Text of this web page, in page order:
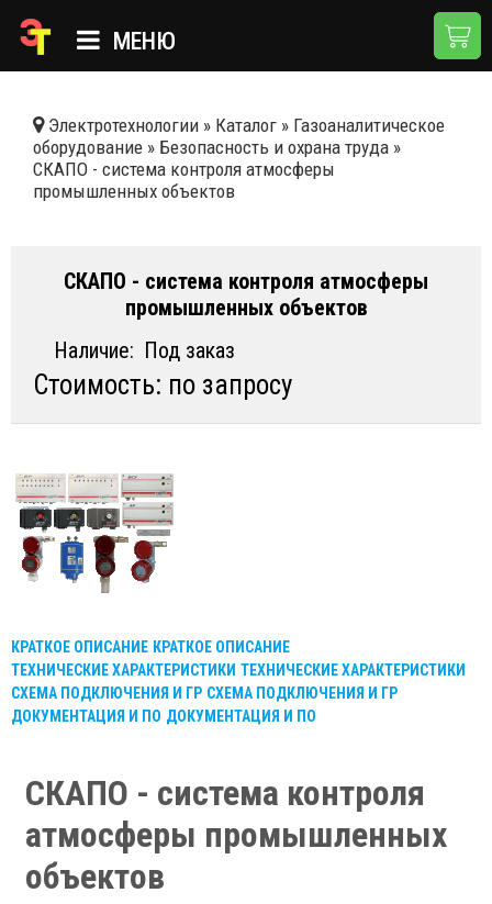
МЕНЮ
КАТАЛОГ
О КОМПАНИИ
НОВОСТИ
КОНТАКТЫ
Электротехнологии » Каталог » Газоаналитическое
оборудование » Безопасность и охрана труда »
СКАПО - система контроля атмосферы
промышленных объектов
СКАПО - система контроля атмосферы
промышленных объектов
Наличие: Под заказ
Стоимость: по запросу
КРАТКОЕ ОПИСАНИЕ КРАТКОЕ ОПИСАНИЕ
ТЕХНИЧЕСКИЕ ХАРАКТЕРИСТИКИ ТЕХНИЧЕСКИЕ ХАРАКТЕРИСТИКИ
СХЕМА ПОДКЛЮЧЕНИЯ И ГР СХЕМА ПОДКЛЮЧЕНИЯ И ГР
ДОКУМЕНТАЦИЯ И ПО ДОКУМЕНТАЦИЯ И ПО
СКАПО - система контроля
атмосферы промышленных
объектов